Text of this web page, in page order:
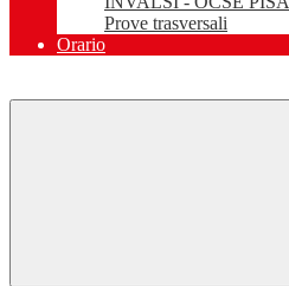
Prove trasversali
Orario